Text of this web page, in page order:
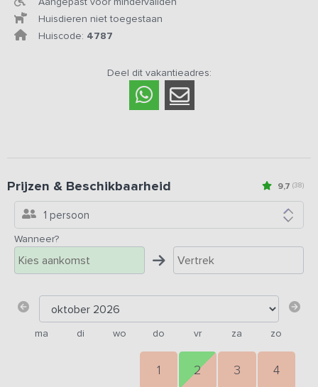
Huisdieren niet toegestaan
Huiscode: 4787
Deel dit vakantieadres:
9,7 (38)
Prijzen & Beschikbaarheid
1 persoon
Wanneer?
ma di wo do vr za zo
1 2 3 4